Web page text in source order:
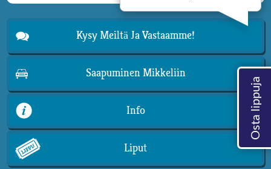
Kysy Meiltä Ja Vastaamme!
Saapuminen Mikkeliin
Info
Liput